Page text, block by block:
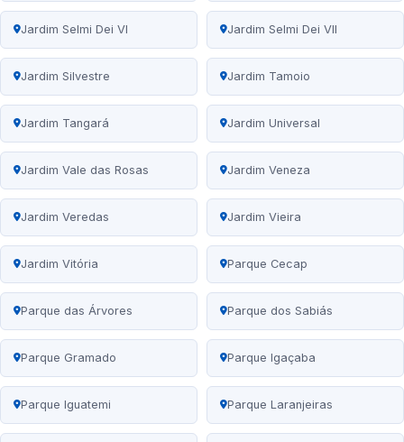
Jardim Selmi Dei VI Jardim Selmi Dei VII
Jardim Silvestre Jardim Tamoio
Jardim Tangará Jardim Universal
Jardim Vale das Rosas Jardim Veneza
Jardim Veredas Jardim Vieira
Jardim Vitória Parque Cecap
Parque das Árvores Parque dos Sabiás
Parque Gramado Parque Igaçaba
Parque Iguatemi Parque Laranjeiras